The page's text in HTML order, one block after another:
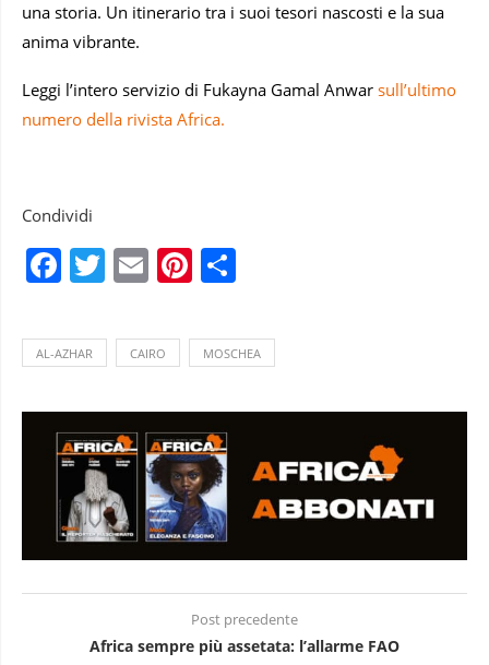
una storia. Un itinerario tra i suoi tesori nascosti e la sua
anima vibrante.
Leggi l’intero servizio di Fukayna Gamal Anwar sull’ultimo
numero della rivista Africa.
Condividi
Facebook
Twitter
EmailPinterest
AL-AZHAR CAIRO MOSCHEA
Post precedente
Africa sempre più assetata: l’allarme FAO